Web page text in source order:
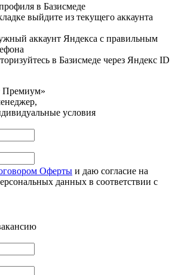
в Базисмеде
выйдите из текущего аккаунта
аккаунт Яндекса с правильным
в Базисмеде через Яндекс ID
Премиум»
условия
Оферты и даю согласие на
данных в соответствии с